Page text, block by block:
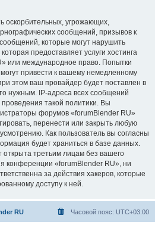
оскорбительных, угрожающих,
сообщений, призывов к
которые могут нарушить
предоставляет услуги хостинга
или международное право. Попытки
привести к вашему немедленному
этом ваш провайдер будет поставлен в
нужным. IP-адреса всех сообщений
такой политики. Вы
форумов «forumBlender RU»
перенести или закрыть любую
Как пользователь вы согласны
будет храниться в базе данных.
третьим лицам без вашего
конференции «forumBlender RU», ни
за действия хакеров, которые
доступу к ней.
RU Часовой пояс: UTC+03:00